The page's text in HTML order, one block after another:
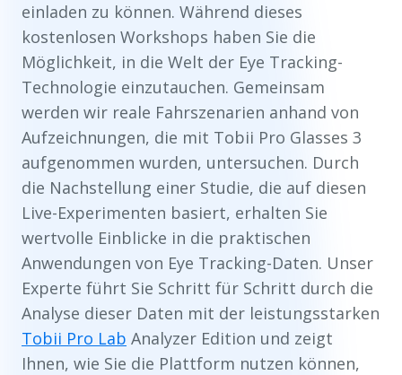
einladen zu können. Während dieses
kostenlosen Workshops haben Sie die
Möglichkeit, in die Welt der Eye Tracking-
Technologie einzutauchen. Gemeinsam
werden wir reale Fahrszenarien anhand von
Aufzeichnungen, die mit Tobii Pro Glasses 3
aufgenommen wurden, untersuchen. Durch
die Nachstellung einer Studie, die auf diesen
Live-Experimenten basiert, erhalten Sie
wertvolle Einblicke in die praktischen
Anwendungen von Eye Tracking-Daten. Unser
Experte führt Sie Schritt für Schritt durch die
Analyse dieser Daten mit der leistungsstarken
Tobii Pro Lab Analyzer Edition und zeigt
Ihnen, wie Sie die Plattform nutzen können,